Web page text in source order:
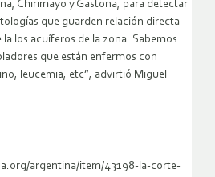
Chirimayo y Gastona, para detectar
que guarden relación directa
los acuíferos de la zona. Sabemos
que están enfermos con
leucemia, etc”, advirtió Miguel
argentina/item/43198-la-corte-